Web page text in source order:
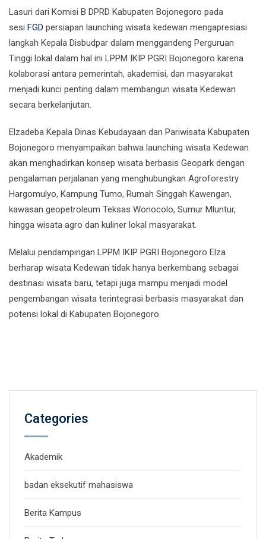
Lasuri dari Komisi B DPRD Kabupaten Bojonegoro pada
sesi FGD persiapan launching wisata kedewan mengapresiasi
langkah Kepala Disbudpar dalam menggandeng Perguruan
Tinggi lokal dalam hal ini LPPM IKIP PGRI Bojonegoro karena
kolaborasi antara pemerintah, akademisi, dan masyarakat
menjadi kunci penting dalam membangun wisata Kedewan
secara berkelanjutan.
Elzadeba Kepala Dinas Kebudayaan dan Pariwisata Kabupaten
Bojonegoro menyampaikan bahwa launching wisata Kedewan
akan menghadirkan konsep wisata berbasis Geopark dengan
pengalaman perjalanan yang menghubungkan Agroforestry
Hargomulyo, Kampung Tumo, Rumah Singgah Kawengan,
kawasan geopetroleum Teksas Wonocolo, Sumur Mluntur,
hingga wisata agro dan kuliner lokal masyarakat.
Melalui pendampingan LPPM IKIP PGRI Bojonegoro Elza
berharap wisata Kedewan tidak hanya berkembang sebagai
destinasi wisata baru, tetapi juga mampu menjadi model
pengembangan wisata terintegrasi berbasis masyarakat dan
potensi lokal di Kabupaten Bojonegoro.
Categories
Akademik
badan eksekutif mahasiswa
Berita Kampus